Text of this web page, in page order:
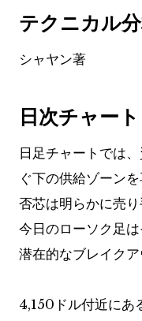
テクニカル
シャヤン著
日次チャート
日足チャートでは
ぐ下の供給ゾーン
否芯は明らかに売り
今日のローソク足は
潜在的なブレイクア
4,150ドル付近にあ